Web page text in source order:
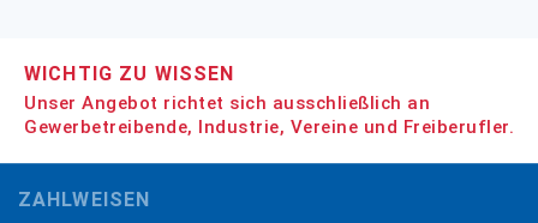
WICHTIG ZU WISSEN
Unser Angebot richtet sich ausschließlich an
Gewerbetreibende, Industrie, Vereine und Freiberufler.
ZAHLWEISEN